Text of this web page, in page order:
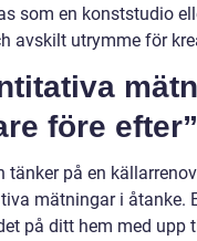
som en konststudio
avskilt utrymme för
före efter”
tänker på en
mätningar i åtanke.
på ditt hem med upp